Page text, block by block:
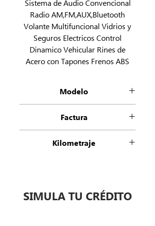
Sistema de Audio Convencional
Radio AM,FM,AUX,Bluetooth
Volante Multifuncional Vidrios y
Seguros Electricos Control
Dinamico Vehicular Rines de
Acero con Tapones Frenos ABS
Modelo
Factura
Kilometraje
SIMULA TU CRÉDITO